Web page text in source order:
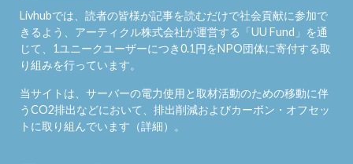
Livhubでは、読者の皆様が記事を読むだけで社会貢献に参加で
きるよう、アーティクル株式会社が運営する「UU Fund 」を通
じて、1ユニークユーザーにつき0.1円をNPO団体に寄付する取
り組みを行っています。
当サイトは、サーバーの電力使用と取材活動のための移動に伴
うCO2排出などにおいて、排出削減およびカーボン・オフセッ
トに取り組んでいます（詳細）。